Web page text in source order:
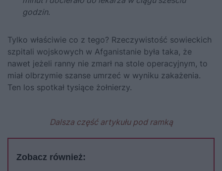
godzin.
Tylko właściwie co z tego? Rzeczywistość sowieckich
szpitali wojskowych w Afganistanie była taka, że
nawet jeżeli ranny nie zmarł na stole operacyjnym, to
miał olbrzymie szanse umrzeć w wyniku zakażenia.
Ten los spotkał tysiące żołnierzy.
Dalsza część artykułu pod ramką
Zobacz również: